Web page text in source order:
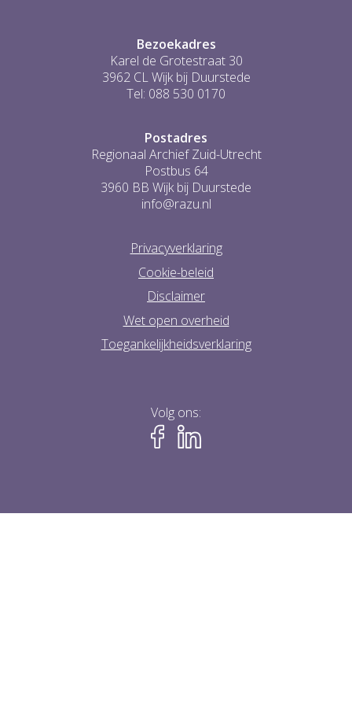
Bezoekadres
Karel de Grotestraat 30
3962 CL Wijk bij Duurstede
Tel: 088 530 0170
Postadres
Regionaal Archief Zuid-Utrecht
Postbus 64
3960 BB Wijk bij Duurstede
info@razu.nl
Privacyverklaring
Cookie-beleid
Disclaimer
Wet open overheid
Toegankelijkheidsverklaring
Volg ons: